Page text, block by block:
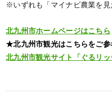
※いずれも「マイナビ農業を見
北九州市ホームページはこちら
★北九州市観光はこちらをご
北九州市観光サイト「ぐるリッ